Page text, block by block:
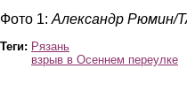
Фото 1: Александр Рюмин/
Теги: Рязань
взрыв в Осеннем переулке